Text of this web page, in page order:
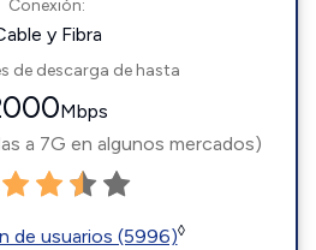
Conexión:
y Fibra
de descarga de hasta
Mbps
a 7G en algunos mercados)
de usuarios (5996)◊